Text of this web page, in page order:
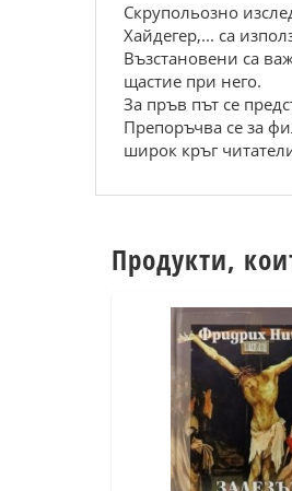
Скрупольозно
Хайдегер,... са
Възстановени са
щастие при него.
За пръв път се
Препоръчва се за
широк кръг
Продукти,